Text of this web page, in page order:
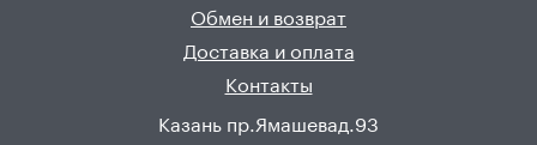
Обмен и возврат
Доставка и оплата
Контакты
Казань пр.Ямашевад.93